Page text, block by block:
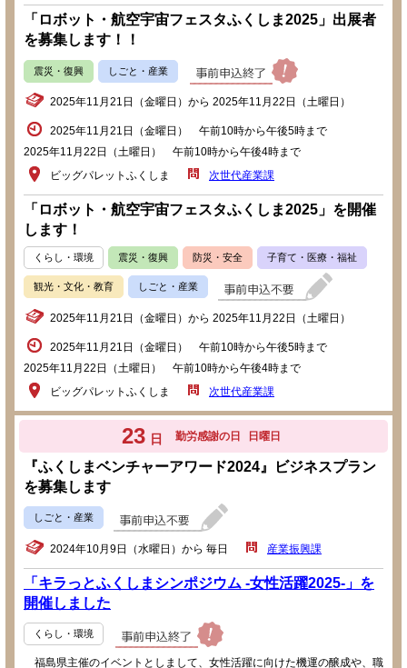
「ロボット・航空宇宙フェスタふくしま2025」出展者
を募集します！！
震災・復興 しごと・産業
2025年11月21日（金曜日）から 2025年11月22日（土曜日）
2025年11月21日（金曜日） 午前10時から午後5時まで
2025年11月22日（土曜日） 午前10時から午後4時まで
ビッグパレットふくしま
次世代産業課
「ロボット・航空宇宙フェスタふくしま2025」を開催
します！
くらし・環境 震災・復興 防災・安全 子育て・医療・福祉
観光・文化・教育 しごと・産業
2025年11月21日（金曜日）から 2025年11月22日（土曜日）
2025年11月21日（金曜日） 午前10時から午後5時まで
2025年11月22日（土曜日） 午前10時から午後4時まで
ビッグパレットふくしま
次世代産業課
23 日 勤労感謝の日 日曜日
『ふくしまベンチャーアワード2024』ビジネスプラン
を募集します
しごと・産業
2024年10月9日（水曜日）から 毎日 産業振興課
「キラっとふくしまシンポジウム -女性活躍2025-」を
開催しました
くらし・環境
福島県主催のイベントとしまして、女性活躍に向けた機運の醸成や、職